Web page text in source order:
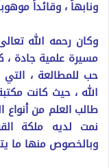
ونابهاً ، وقائداً
وكان رحمه الله
مسيرة علمية جادة ،
حب للمطالعة ،
الله ، حيث كانت
طالب العلم من أنواع
نمت لديه ملكة
وبالخصوص منها ما